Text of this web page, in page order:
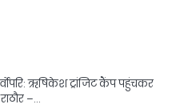
ऋषिकेश ट्रांजिट कैंप पहुंचकर
–…